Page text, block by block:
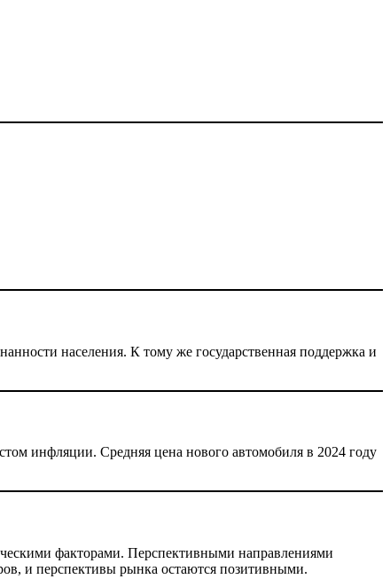
населения. К тому же государственная поддержка и
инфляции. Средняя цена нового автомобиля в 2024 году
факторами. Перспективными направлениями
и перспективы рынка остаются позитивными.